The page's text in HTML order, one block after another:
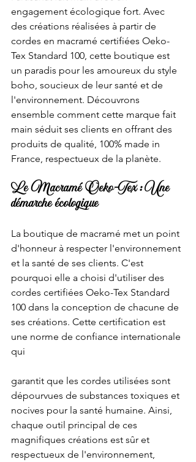
engagement écologique fort. Avec
des créations réalisées à partir de
cordes en macramé certifiées Oeko-
Tex Standard 100, cette boutique est
un paradis pour les amoureux du style
boho, soucieux de leur santé et de
l'environnement. Découvrons
ensemble comment cette marque fait
main séduit ses clients en offrant des
produits de qualité, 100% made in
France, respectueux de la planète.
Le Macramé Oeko-Tex : Une
démarche écologique
La boutique de macramé met un point
d'honneur à respecter l'environnement
et la santé de ses clients. C'est
pourquoi elle a choisi d'utiliser des
cordes certifiées Oeko-Tex Standard
100 dans la conception de chacune de
ses créations. Cette certification est
une norme de confiance internationale
qui
garantit que les cordes utilisées sont
dépourvues de substances toxiques et
nocives pour la santé humaine. Ainsi,
chaque outil principal de ces
magnifiques créations est sûr et
respectueux de l'environnement,